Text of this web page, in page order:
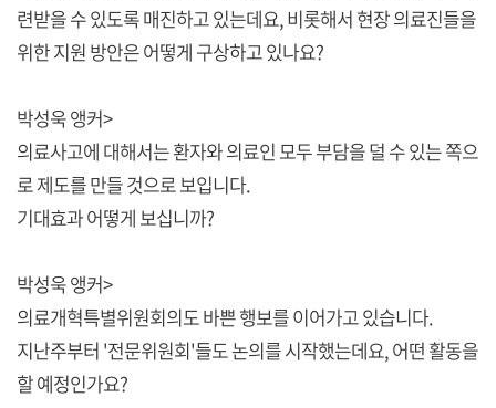
련받을 수 있도록 매진하고 있는데요, 비롯해서 현장 의료진들을
위한 지원 방안은 어떻게 구상하고 있나요?
박성욱 앵커>
의료사고에 대해서는 환자와 의료인 모두 부담을 덜 수 있는 쪽으
로 제도를 만들 것으로 보입니다.
기대효과 어떻게 보십니까?
박성욱 앵커>
의료개혁특별위원회의도 바쁜 행보를 이어가고 있습니다.
지난주부터 '전문위원회'들도 논의를 시작했는데요, 어떤 활동을
할 예정인가요?